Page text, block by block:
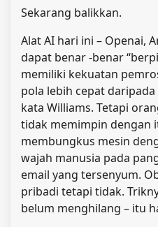
Sekarang balikkan.
Alat AI hari ini – Openai,
dapat benar -benar
memiliki kekuatan
pola lebih cepat
kata Williams. Tetapi
tidak memimpin dengan
membungkus mesin
wajah manusia pada
email yang tersenyum.
pribadi tetapi tidak.
belum menghilang – itu